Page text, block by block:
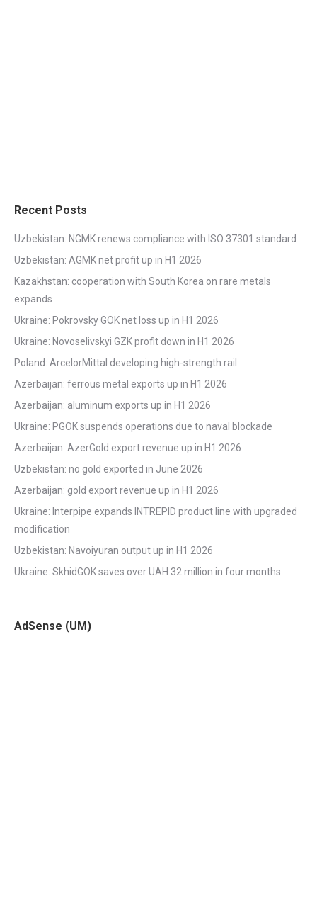
Recent Posts
Uzbekistan: NGMK renews compliance with ISO 37301 standard
Uzbekistan: AGMK net profit up in H1 2026
Kazakhstan: cooperation with South Korea on rare metals
expands
Ukraine: Pokrovsky GOK net loss up in H1 2026
Ukraine: Novoselivskyi GZK profit down in H1 2026
Poland: ArcelorMittal developing high-strength rail
Azerbaijan: ferrous metal exports up in H1 2026
Azerbaijan: aluminum exports up in H1 2026
Ukraine: PGOK suspends operations due to naval blockade
Azerbaijan: AzerGold export revenue up in H1 2026
Uzbekistan: no gold exported in June 2026
Azerbaijan: gold export revenue up in H1 2026
Ukraine: Interpipe expands INTREPID product line with upgraded
modification
Uzbekistan: Navoiyuran output up in H1 2026
Ukraine: SkhidGOK saves over UAH 32 million in four months
AdSense (UM)